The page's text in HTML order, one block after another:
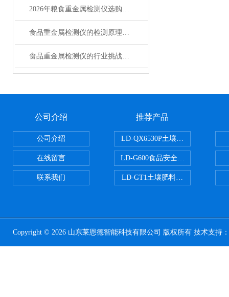
2026年粮食重金属检测仪选购指南与主流厂商解析
食品重金属检测仪的检测原理与主要类型
食品重金属检测仪的行业挑战与未来图景
公司介绍
公司介绍
在线留言
联系我们
推荐产品
LD-QX6530P土壤氧化还原电位检
LD-G600食品安全检测仪
LD-GT1土壤肥料养分检测仪
Copyright © 2026 山东莱恩德智能科技有限公司 版权所有 技术支持：